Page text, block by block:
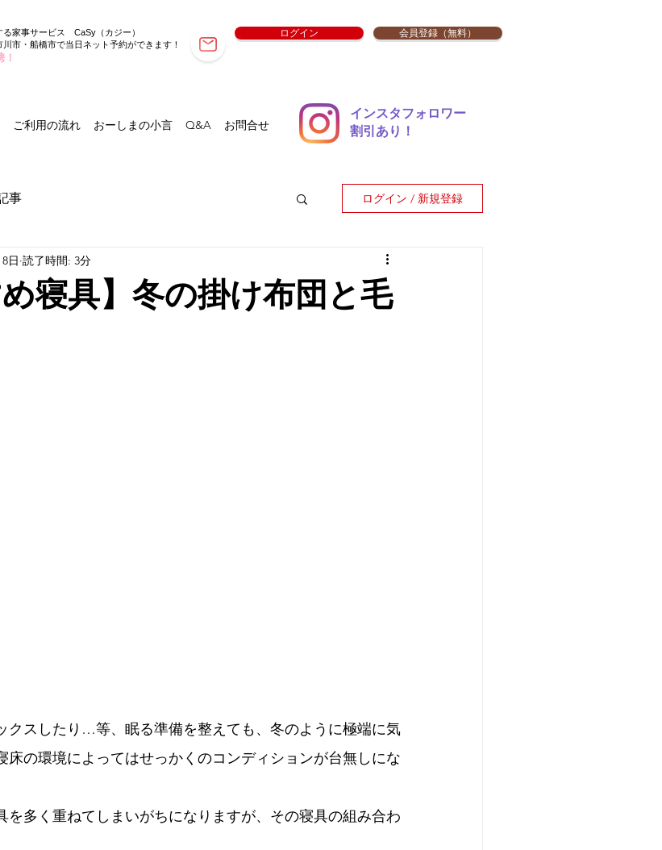
る家事サービス CaSy （カジー）
市・船橋市で当日ネット予約ができます！
ログイン 会員登録（無料）
ご利用の流れ おーしまの小言 Q&A お問合せ
インスタフォロワー
​割引あり！
事 ログイン / 新規登録
め寝具】冬の掛け布団と毛
日 読了時間: 3分
クスしたり…等、眠る準備を整えても、冬のように極端に気
床の環境によってはせっかくのコンディションが台無しにな
を多く重ねてしまいがちになりますが、その寝具の組み合わ